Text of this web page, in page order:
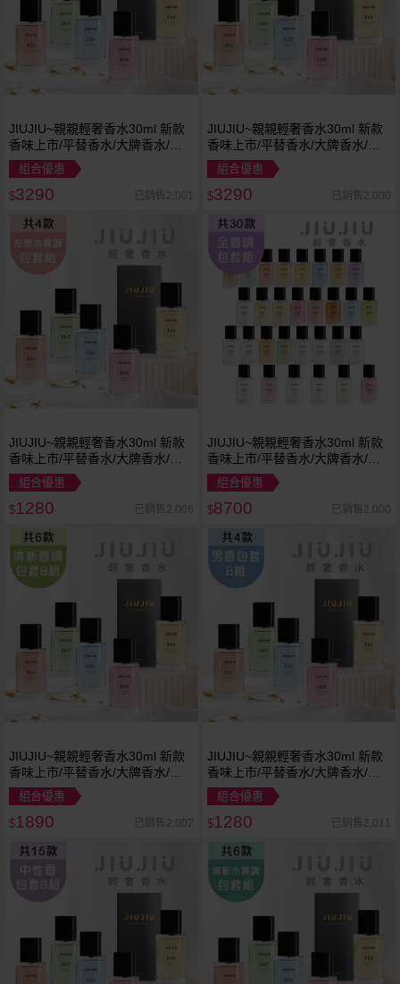
JIUJIU~親親輕奢香水30ml 新款
香味上市/平替香水/大牌香水/大
牌平替
組合優惠
$3290 已銷售2,001
JIUJIU~親親輕奢香水30ml 新款
香味上市/平替香水/大牌香水/大
牌平替
組合優惠
$3290 已銷售2,000
JIUJIU~親親輕奢香水30ml 新款
香味上市/平替香水/大牌香水/大
牌平替
組合優惠
$1280 已銷售2,006
JIUJIU~親親輕奢香水30ml 新款
香味上市/平替香水/大牌香水/大
牌平替
組合優惠
$8700 已銷售2,000
JIUJIU~親親輕奢香水30ml 新款
香味上市/平替香水/大牌香水/大
牌平替
組合優惠
$1890 已銷售2,002
JIUJIU~親親輕奢香水30ml 新款
香味上市/平替香水/大牌香水/大
牌平替
組合優惠
$1280 已銷售2,011